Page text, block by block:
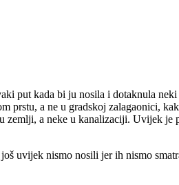
put kada bi ju nosila i dotaknula
a ne u gradskoj zalagaonici,
zemlji, a neke u kanalizaciji. Uvijek
uvijek nismo nosili jer ih nismo